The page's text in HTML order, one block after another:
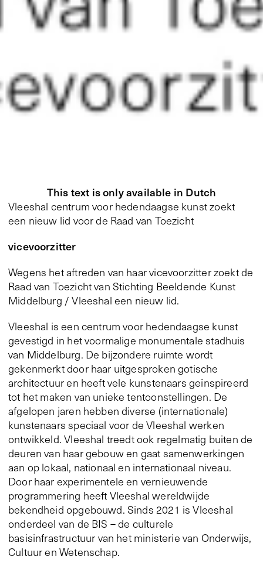
This text is only available in Dutch
Vleeshal centrum voor hedendaagse kunst zoekt
een nieuw lid voor de Raad van Toezicht
vicevoorzitter
Wegens het aftreden van haar vicevoorzitter zoekt de
Raad van Toezicht van Stichting Beeldende Kunst
Middelburg / Vleeshal een nieuw lid.
Vleeshal is een centrum voor hedendaagse kunst
gevestigd in het voormalige monumentale stadhuis
van Middelburg. De bijzondere ruimte wordt
gekenmerkt door haar uitgesproken gotische
architectuur en heeft vele kunstenaars geïnspireerd
tot het maken van unieke tentoonstellingen. De
afgelopen jaren hebben diverse (internationale)
kunstenaars speciaal voor de Vleeshal werken
ontwikkeld. Vleeshal treedt ook regelmatig buiten de
deuren van haar gebouw en gaat samenwerkingen
aan op lokaal, nationaal en internationaal niveau.
Door haar experimentele en vernieuwende
programmering heeft Vleeshal wereldwijde
bekendheid opgebouwd. Sinds 2021 is Vleeshal
onderdeel van de BIS – de culturele
basisinfrastructuur van het ministerie van Onderwijs,
Cultuur en Wetenschap.